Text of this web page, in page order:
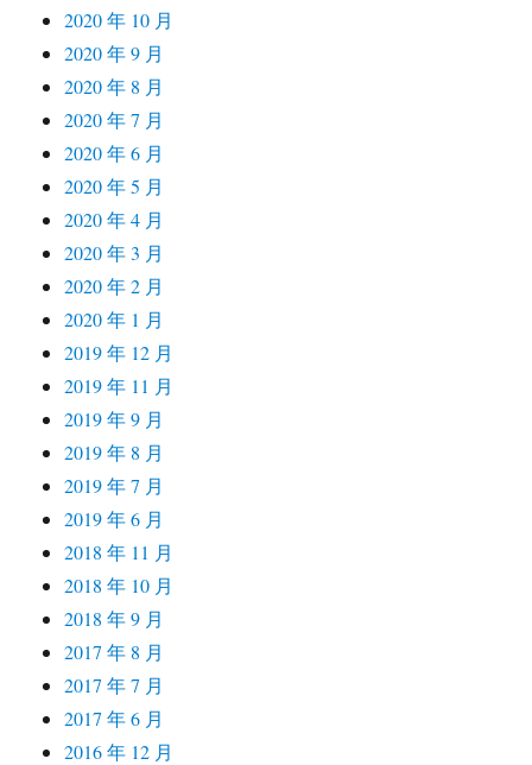
2020 年 10 月
2020 年 9 月
2020 年 8 月
2020 年 7 月
2020 年 6 月
2020 年 5 月
2020 年 4 月
2020 年 3 月
2020 年 2 月
2020 年 1 月
2019 年 12 月
2019 年 11 月
2019 年 9 月
2019 年 8 月
2019 年 7 月
2019 年 6 月
2018 年 11 月
2018 年 10 月
2018 年 9 月
2017 年 8 月
2017 年 7 月
2017 年 6 月
2016 年 12 月